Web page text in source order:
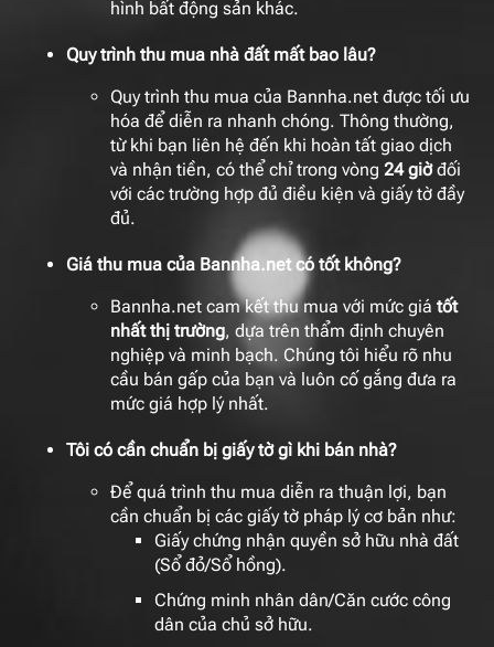
hình bất động sản khác.
Quy trình thu mua nhà đất mất bao lâu?
Quy trình thu mua của Bannha.net được tối ưu
hóa để diễn ra nhanh chóng. Thông thường,
từ khi bạn liên hệ đến khi hoàn tất giao dịch
và nhận tiền, có thể chỉ trong vòng 24 giờđối
với các trường hợp đủ điều kiện và giấy tờ đầy
đủ.
Giá thu mua của Bannha.net có tốt không?
Bannha.net cam kết thu mua với mức giá tốt
nhất thị trường, dựa trên thẩm định chuyên
nghiệp và minh bạch. Chúng tôi hiểu rõ nhu
cầu bán gấp của bạn và luôn cố gắng đưa ra
mức giá hợp lý nhất.
Tôi có cần chuẩn bị giấy tờ gì khi bán nhà?
Để quá trình thu mua diễn ra thuận lợi, bạn
cần chuẩn bị các giấy tờ pháp lý cơ bản như:
Giấy chứng nhận quyền sở hữu nhà đất
(Sổ đỏ/Sổ hồng).
Chứng minh nhân dân/Căn cước công
dân của chủ sở hữu.